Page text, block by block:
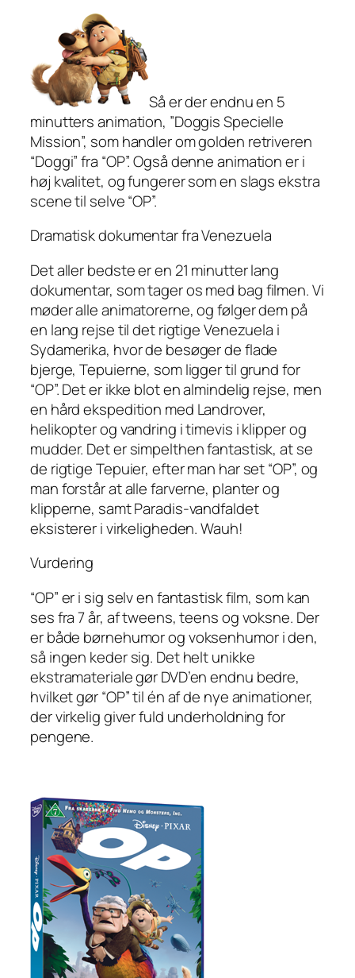
Så er der endnu en 5
minutters animation, ”Doggis Specielle
Mission”, som handler om golden retriveren
“Doggi” fra “OP”. Også denne animation er i
høj kvalitet, og fungerer som en slags ekstra
scene til selve “OP”.
Dramatisk dokumentar fra Venezuela
Det aller bedste er en 21 minutter lang
dokumentar, som tager os med bag filmen. Vi
møder alle animatorerne, og følger dem på
en lang rejse til det rigtige Venezuela i
Sydamerika, hvor de besøger de flade
bjerge, Tepuierne, som ligger til grund for
“OP”. Det er ikke blot en almindelig rejse, men
en hård ekspedition med Landrover,
helikopter og vandring i timevis i klipper og
mudder. Det er simpelthen fantastisk, at se
de rigtige Tepuier, efter man har set “OP”, og
man forstår at alle farverne, planter og
klipperne, samt Paradis-vandfaldet
eksisterer i virkeligheden. Wauh!
Vurdering
“OP” er i sig selv en fantastisk film, som kan
ses fra 7 år, af tweens, teens og voksne. Der
er både børnehumor og voksenhumor i den,
så ingen keder sig. Det helt unikke
ekstramateriale gør DVD’en endnu bedre,
hvilket gør “OP” til én af de nye animationer,
der virkelig giver fuld underholdning for
pengene.